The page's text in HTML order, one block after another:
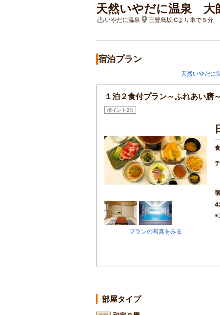
天然いやだに温泉
いやだに温泉 三豊鳥坂ICより車で５分
宿泊プラン
天然いやだ
１泊２食付プラン～ふれあい膳～
ポイント2%
プランの写真をみる
※
部屋タイプ